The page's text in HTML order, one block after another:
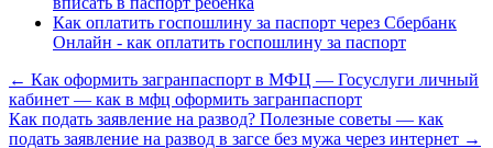
Как оплатить госпошлину за паспорт через Сбербанк
Онлайн - как оплатить госпошлину за паспорт
← Как оформить загранпаспорт в МФЦ — Госуслуги личный
кабинет — как в мфц оформить загранпаспорт
Как подать заявление на развод? Полезные советы — как
подать заявление на развод в загсе без мужа через интернет →